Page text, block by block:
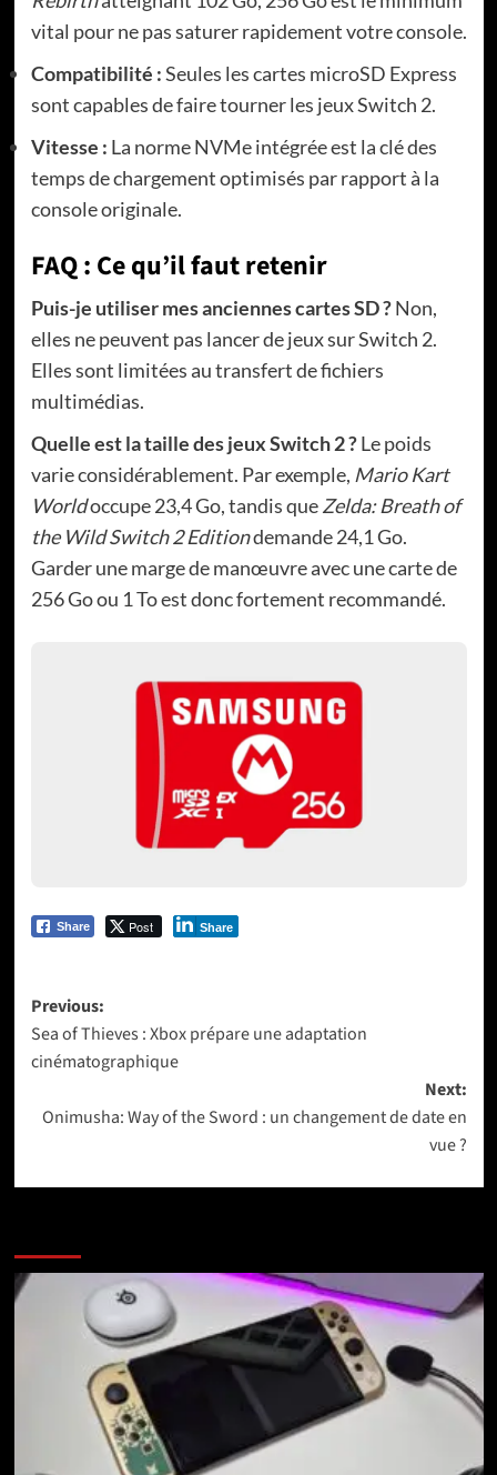
vital pour ne pas saturer rapidement votre console.
Compatibilité :Seules les cartes microSD Express
sont capables de faire tourner les jeux Switch 2.
Vitesse : La norme NVMe intégrée est la clé des
temps de chargement optimisés par rapport à la
console originale.
FAQ : Ce qu’il faut retenir
Puis-je utiliser mes anciennes cartes SD ?Non,
elles ne peuvent pas lancer de jeux sur Switch 2.
Elles sont limitées au transfert de fichiers
multimédias.
Quelle est la taille des jeux Switch 2 ?Le poids
varie considérablement. Par exemple, Mario Kart
Worldoccupe 23,4 Go, tandis queZelda: Breath of
the Wild Switch 2 Editiondemande 24,1 Go.
Garder une marge de manœuvre avec une carte de
256 Go ou 1 To est donc fortement recommandé.
Share Post Share
Post
navigation
Previous:
Sea of Thieves : Xbox prépare une adaptation
cinématographique
Next:
Onimusha: Way of the Sword : un changement de date en
vue ?